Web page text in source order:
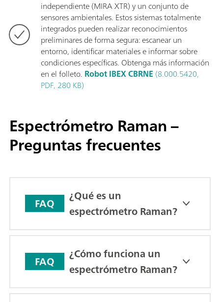
independiente (MIRA XTR) y un conjunto de
sensores ambientales. Estos sistemas totalmente
integrados pueden realizar reconocimientos
preliminares de forma segura: escanear un
entorno, identificar materiales e informar sobre
condiciones específicas. Obtenga más información
en el folleto. Robot IBEX CBRNE (8.000.5420,
PDF, 280 KB)
Espectrómetro Raman –
Preguntas frecuentes
FAQ
¿Qué es un
espectrómetro Raman?
FAQ
¿Cómo funciona un
espectrómetro Raman?